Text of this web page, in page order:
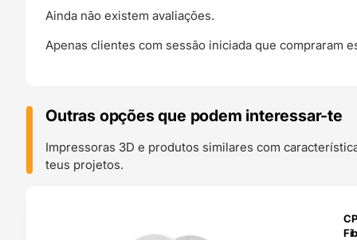
Ainda não existem avaliações.
Apenas clientes com sessão iniciada que compraram
Outras opções que podem interessar-te
Impressoras 3D e produtos similares com
teus projetos.